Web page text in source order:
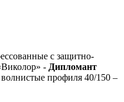
с защитно-
- Дипломант
профиля 40/150 –